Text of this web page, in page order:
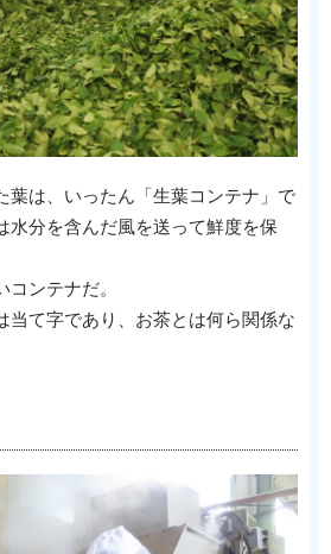
葉は、いったん「生葉コンテナ」で
水分を含んだ風を送って鮮度を保
ンテナだ。
当て字であり、お茶とは何ら関係な